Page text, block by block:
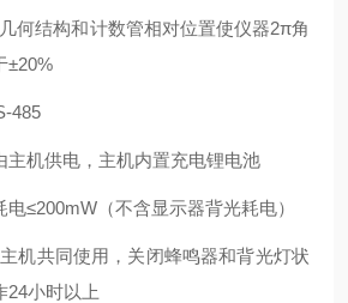
何结构和计数管相对位置使仪器2π角
±20%
485
主机供电，主机内置充电锂电池
≤200mW（不含显示器背光耗电）
机共同使用，关闭蜂鸣器和背光灯状
24小时以上